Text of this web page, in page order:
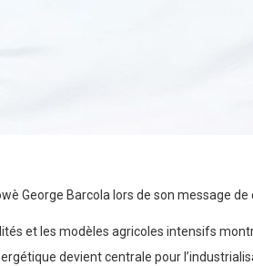
George Barcola lors de son message
et les modèles agricoles intensifs
devient centrale pour